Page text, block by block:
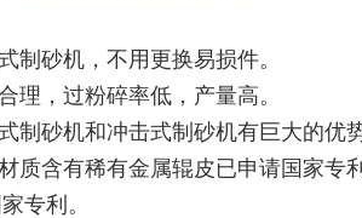
制砂机，不用更换易损件。
理，过粉碎率低，产量高。
制砂机和冲击式制砂机有巨大的优
质含有稀有金属辊皮已申请国家
专利。